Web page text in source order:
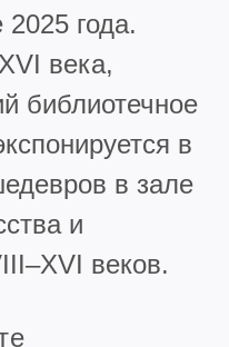
года.
века,
библиотечное
в
в зале
и
веков.